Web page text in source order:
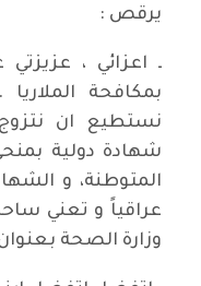
يرقص :
ـ اعزائي ،
بمكافحة
نستطيع ان
شهادة دولية
المتوطنة، و
عراقياً و تعني
وزارة الصحة